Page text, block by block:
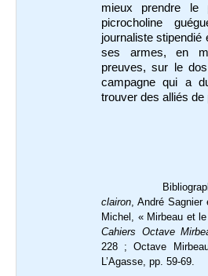
mieux prendre
picrocholine
journaliste
ses armes, en
preuves, sur le
campagne qui a
trouver des alliés de
clairon, André
Michel, « Mirbeau et
Cahiers Octave
228 ; Octave
L’Agasse, pp. 59-69.